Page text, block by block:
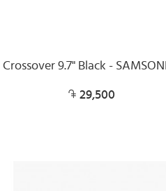
Crossover 9.7" Black -
29,500